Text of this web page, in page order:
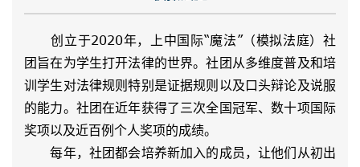
创立于2020年，上中国际“魔法”（模拟法庭）社
团旨在为学生打开法律的世界。社团从多维度普及和培
训学生对法律规则特别是证据规则以及口头辩论及说服
的能力。社团在近年获得了三次全国冠军、数十项国际
奖项以及近百例个人奖项的成绩。
每年，社团都会培养新加入的成员，让他们从初出